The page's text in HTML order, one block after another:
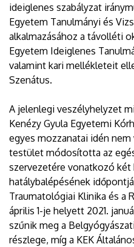
ideiglenes szabályzat
Egyetem Tanulmányi és
alkalmazásához a távolléti
Egyetem Ideiglenes
valamint kari mellékleteit
Szenátus.
A jelenlegi veszélyhelyzet
Kenézy Gyula Egyetemi
egyes mozzanatai idén
testület módosította az
szervezetére vonatkozó két
hatálybalépésének
Traumatológiai Klinika és a
április 1-je helyett 2021.
szűnik meg a
részlege, míg a KEK